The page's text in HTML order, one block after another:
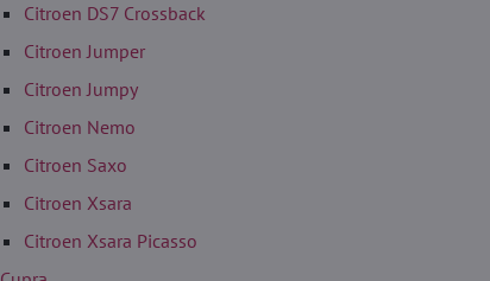
Citroen DS7 Crossback
Citroen Jumper
Citroen Jumpy
Citroen Nemo
Citroen Saxo
Citroen Xsara
Citroen Xsara Picasso